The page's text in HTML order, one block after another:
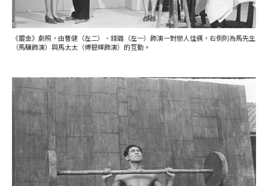
《鍍金》劇照，由曹健（左二）、錢璐（左一）飾演一對戀人佳偶，右側則為馬先生
（馬驥飾演）與馬太太（傅碧輝飾演）的互動。